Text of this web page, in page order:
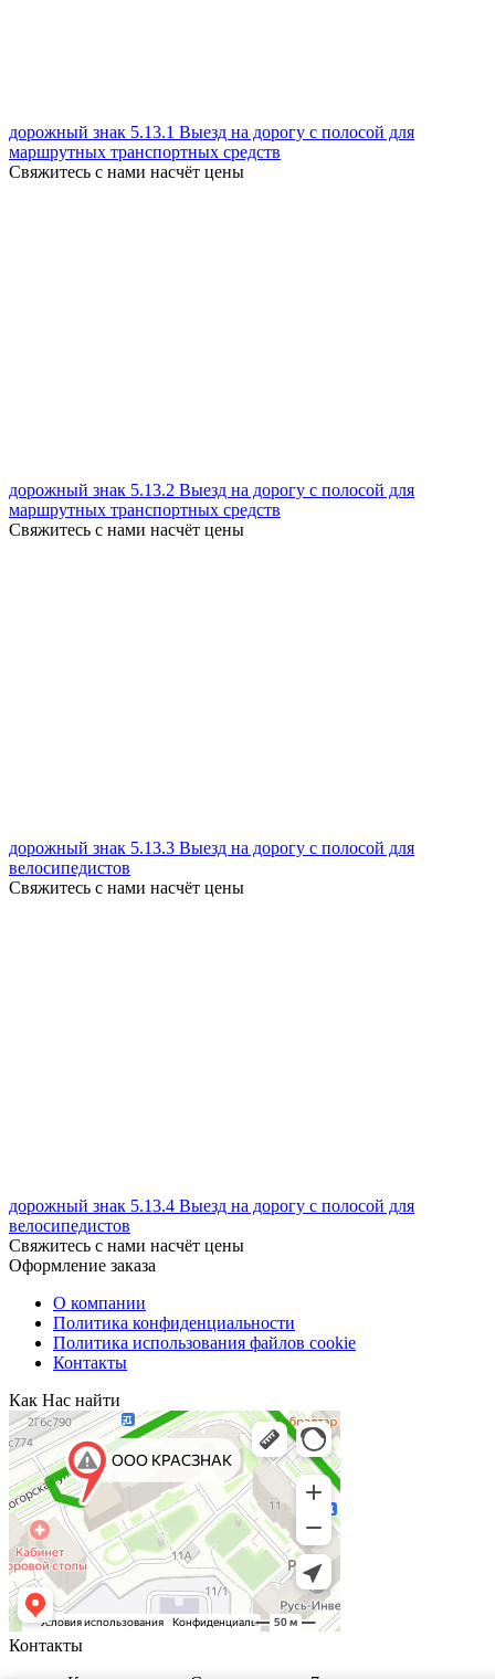
дорожный знак 5.13.1 Выезд на дорогу с полосой для
маршрутных транспортных средств
Свяжитесь с нами насчёт цены
дорожный знак 5.13.2 Выезд на дорогу с полосой для
маршрутных транспортных средств
Свяжитесь с нами насчёт цены
дорожный знак 5.13.3 Выезд на дорогу с полосой для
велосипедистов
Свяжитесь с нами насчёт цены
дорожный знак 5.13.4 Выезд на дорогу с полосой для
велосипедистов
Свяжитесь с нами насчёт цены
Оформление заказа
О компании
Политика конфиденциальности
Политика использования файлов cookie
Контакты
Как Нас найти
Контакты